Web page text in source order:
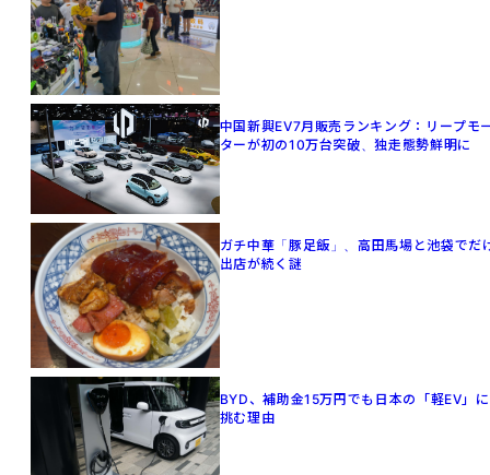
中国新興EV7月販売ランキング：リープモ
ターが初の10万台突破、独走態勢鮮明に
ガチ中華「豚足飯」、高田馬場と池袋でだ
出店が続く謎
BYD、補助金15万円でも日本の「軽EV」に
挑む理由